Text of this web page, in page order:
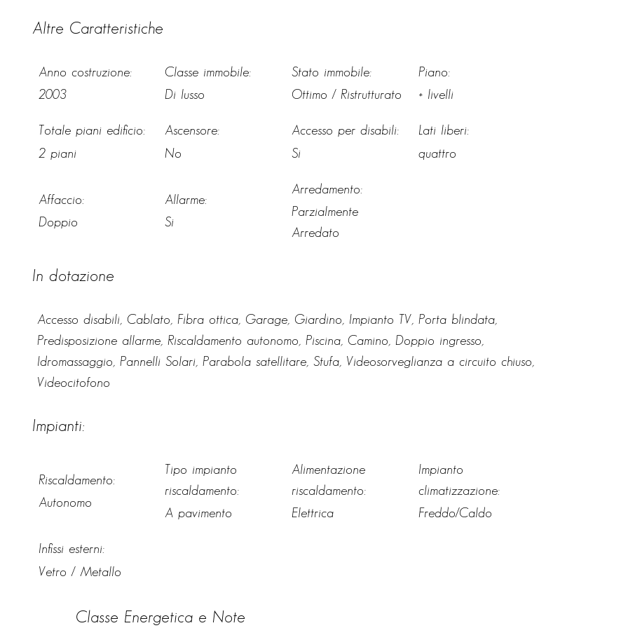
Altre Caratteristiche
Anno costruzione:
2003
Classe immobile:
Di lusso
Stato immobile:
Ottimo / Ristrutturato
Piano:
+ livelli
Totale piani edificio:
2 piani
Ascensore:
No
Accesso per disabili:
Si
Lati liberi:
quattro
Affaccio:
Doppio
Allarme:
Si
Arredamento:
Parzialmente
Arredato
In dotazione
Accesso disabili, Cablato, Fibra ottica, Garage, Giardino, Impianto TV, Porta blindata,
Predisposizione allarme, Riscaldamento autonomo, Piscina, Camino, Doppio ingresso,
Idromassaggio, Pannelli Solari, Parabola satellitare, Stufa, Videosorveglianza a circuito chiuso,
Videocitofono
Impianti:
Riscaldamento:
Autonomo
Tipo impianto
riscaldamento:
A pavimento
Alimentazione
riscaldamento:
Elettrica
Impianto
climatizzazione:
Freddo/Caldo
Infissi esterni:
Vetro / Metallo
Classe Energetica e Note